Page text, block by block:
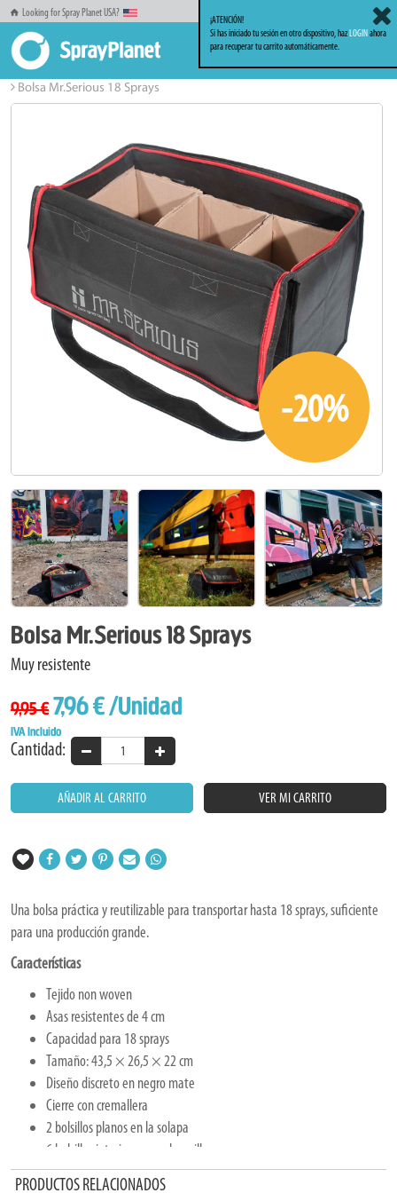
Looking for Spray Planet USA?
Inicio
Bolsas Carteras Complementos
Bolsa Mr.Serious 18 Sprays
-20%
Bolsa Mr.Serious 18 Sprays
Muy resistente
9,95 € 7,96 €/Unidad
IVA Incluido
Cantidad:
AÑADIR AL CARRITO VER MI CARRITO
Una bolsa práctica y reutilizable para transportar hasta 18 sprays, suficiente
para una producción grande.
Características
Tejido non woven
Asas resistentes de 4 cm
Capacidad para 18 sprays
Tamaño: 43,5 × 26,5 × 22 cm
Diseño discreto en negro mate
Cierre con cremallera
2 bolsillos planos en la solapa
6 bolsillos interiores para boquillas
Tiene capacidad suficiente para una producción grande y mantiene los sprays
PRODUCTOS RELACIONADOS
¡ATENCIÓN!
Si has iniciado tu sesión en otro dispositivo, hazLOGINahora
para recuperar tu carrito automáticamente.